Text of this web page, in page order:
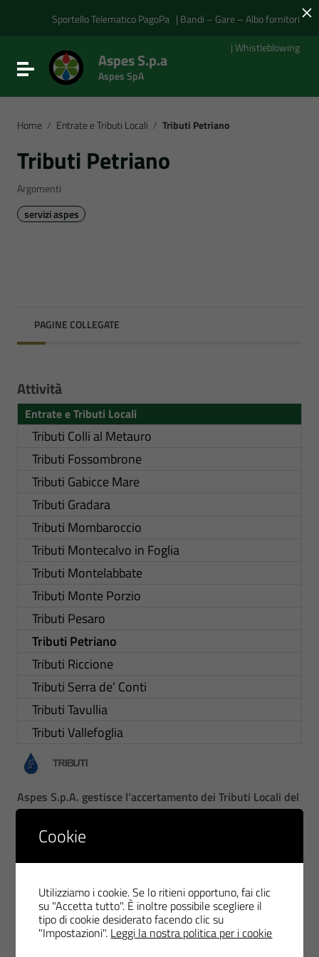
Vai al menu di navigazione
Sportello Telematico PagoPa | Bandi – Gare – Albo fornitori
| Whistleblowing
Attiva / disattiva la navigazione
Aspes S.p.a
Aspes SpA
Home / Entrate e Tributi Locali / Tributi Petriano
Tributi Petriano
Argomenti
servizi aspes
PAGINE COLLEGATE
Attività
Entrate e Tributi Locali
Tributi Colli al Metauro
Tributi Fossombrone
Tributi Gabicce Mare
Tributi Gradara
Tributi Mombaroccio
Tributi Montecalvo in Foglia
Tributi Montelabbate
Tributi Monte Porzio
Tributi Pesaro
Tributi Petriano
Tributi Riccione
Tributi Serra de’ Conti
Tributi Tavullia
Tributi Vallefoglia
Aspes S.p.A. gestisce l’accertamento dei Tributi Locali del
Comune diPetriano
Di seguito i collegamenti pubblicati sul sito del Comune utili
Collegamenti utili:
×
Cookie
Utilizziamo i cookie. Se lo ritieni opportuno, fai clic
su "Accetta tutto". È inoltre possibile scegliere il
tipo di cookie desiderato facendo clic su
"Impostazioni". Leggi la nostra politica per i cookie